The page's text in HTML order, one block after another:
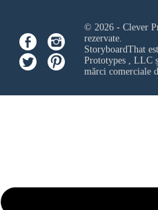
© 2026 - Clever
rezervate.
StoryboardThat
Prototypes , LLC
mărci comerciale